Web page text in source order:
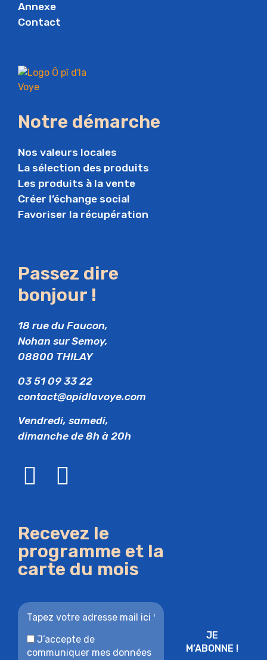
Annexe
Contact
Notre démarche
Nos valeurs locales
La sélection des produits
Les produits à la vente
Créer l’échange social
Favoriser la récupération
Passez dire
bonjour !
18 rue du Faucon,
Nohan sur Semoy,
08800 THILAY
03 51 09 33 22
contact@opidlavoye.com
Vendredi, samedi,
dimanche de 8h à 20h
Recevez le
programme et la
carte du mois
J’accepte de
communiquer mes données